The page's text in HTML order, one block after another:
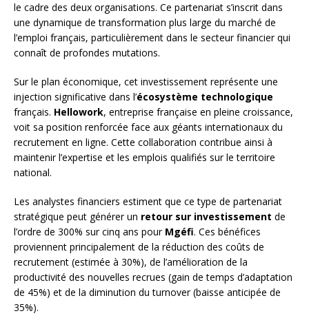
le cadre des deux organisations. Ce partenariat s’inscrit dans
une dynamique de transformation plus large du marché de
l’emploi français, particulièrement dans le secteur financier qui
connaît de profondes mutations.
Sur le plan économique, cet investissement représente une
injection significative dans l’écosystème technologique
français. Hellowork, entreprise française en pleine croissance,
voit sa position renforcée face aux géants internationaux du
recrutement en ligne. Cette collaboration contribue ainsi à
maintenir l’expertise et les emplois qualifiés sur le territoire
national.
Les analystes financiers estiment que ce type de partenariat
stratégique peut générer un retour sur investissement de
l’ordre de 300% sur cinq ans pour Mgéfi. Ces bénéfices
proviennent principalement de la réduction des coûts de
recrutement (estimée à 30%), de l’amélioration de la
productivité des nouvelles recrues (gain de temps d’adaptation
de 45%) et de la diminution du turnover (baisse anticipée de
35%).